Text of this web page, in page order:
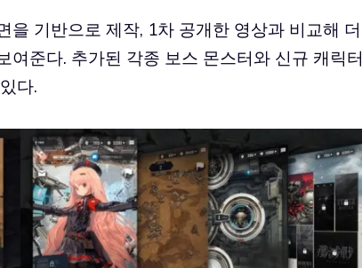
기반으로 제작, 1차 공개한 영상과 비교해 더
여준다. 추가된 각종 보스 몬스터와 신규 캐릭
다.